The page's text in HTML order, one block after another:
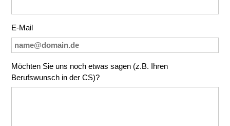
E-Mail
Möchten Sie uns noch etwas sagen (z.B. Ihren
Berufswunsch in der CS)?